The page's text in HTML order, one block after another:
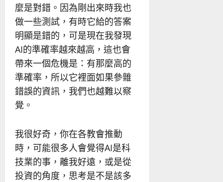
麼是對錯。因為剛出來時我也
做一些測試，有時它給的答案
明顯是錯的，可是現在我發現
AI的準確率越來越高，這也會
帶來一個危機是：有那麼高的
準確率，所以它裡面如果參雜
錯誤的資訊，我們也越難以察
覺。
我很好奇，你在各教會推動
時，可能很多人會覺得AI是科
技業的事，離我好遠，或是從
投資的角度，思考是不是該多